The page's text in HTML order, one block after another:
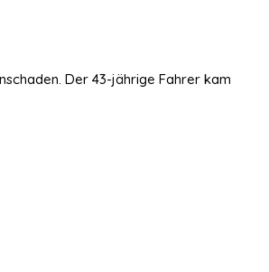
Der 43-jährige Fahrer kam